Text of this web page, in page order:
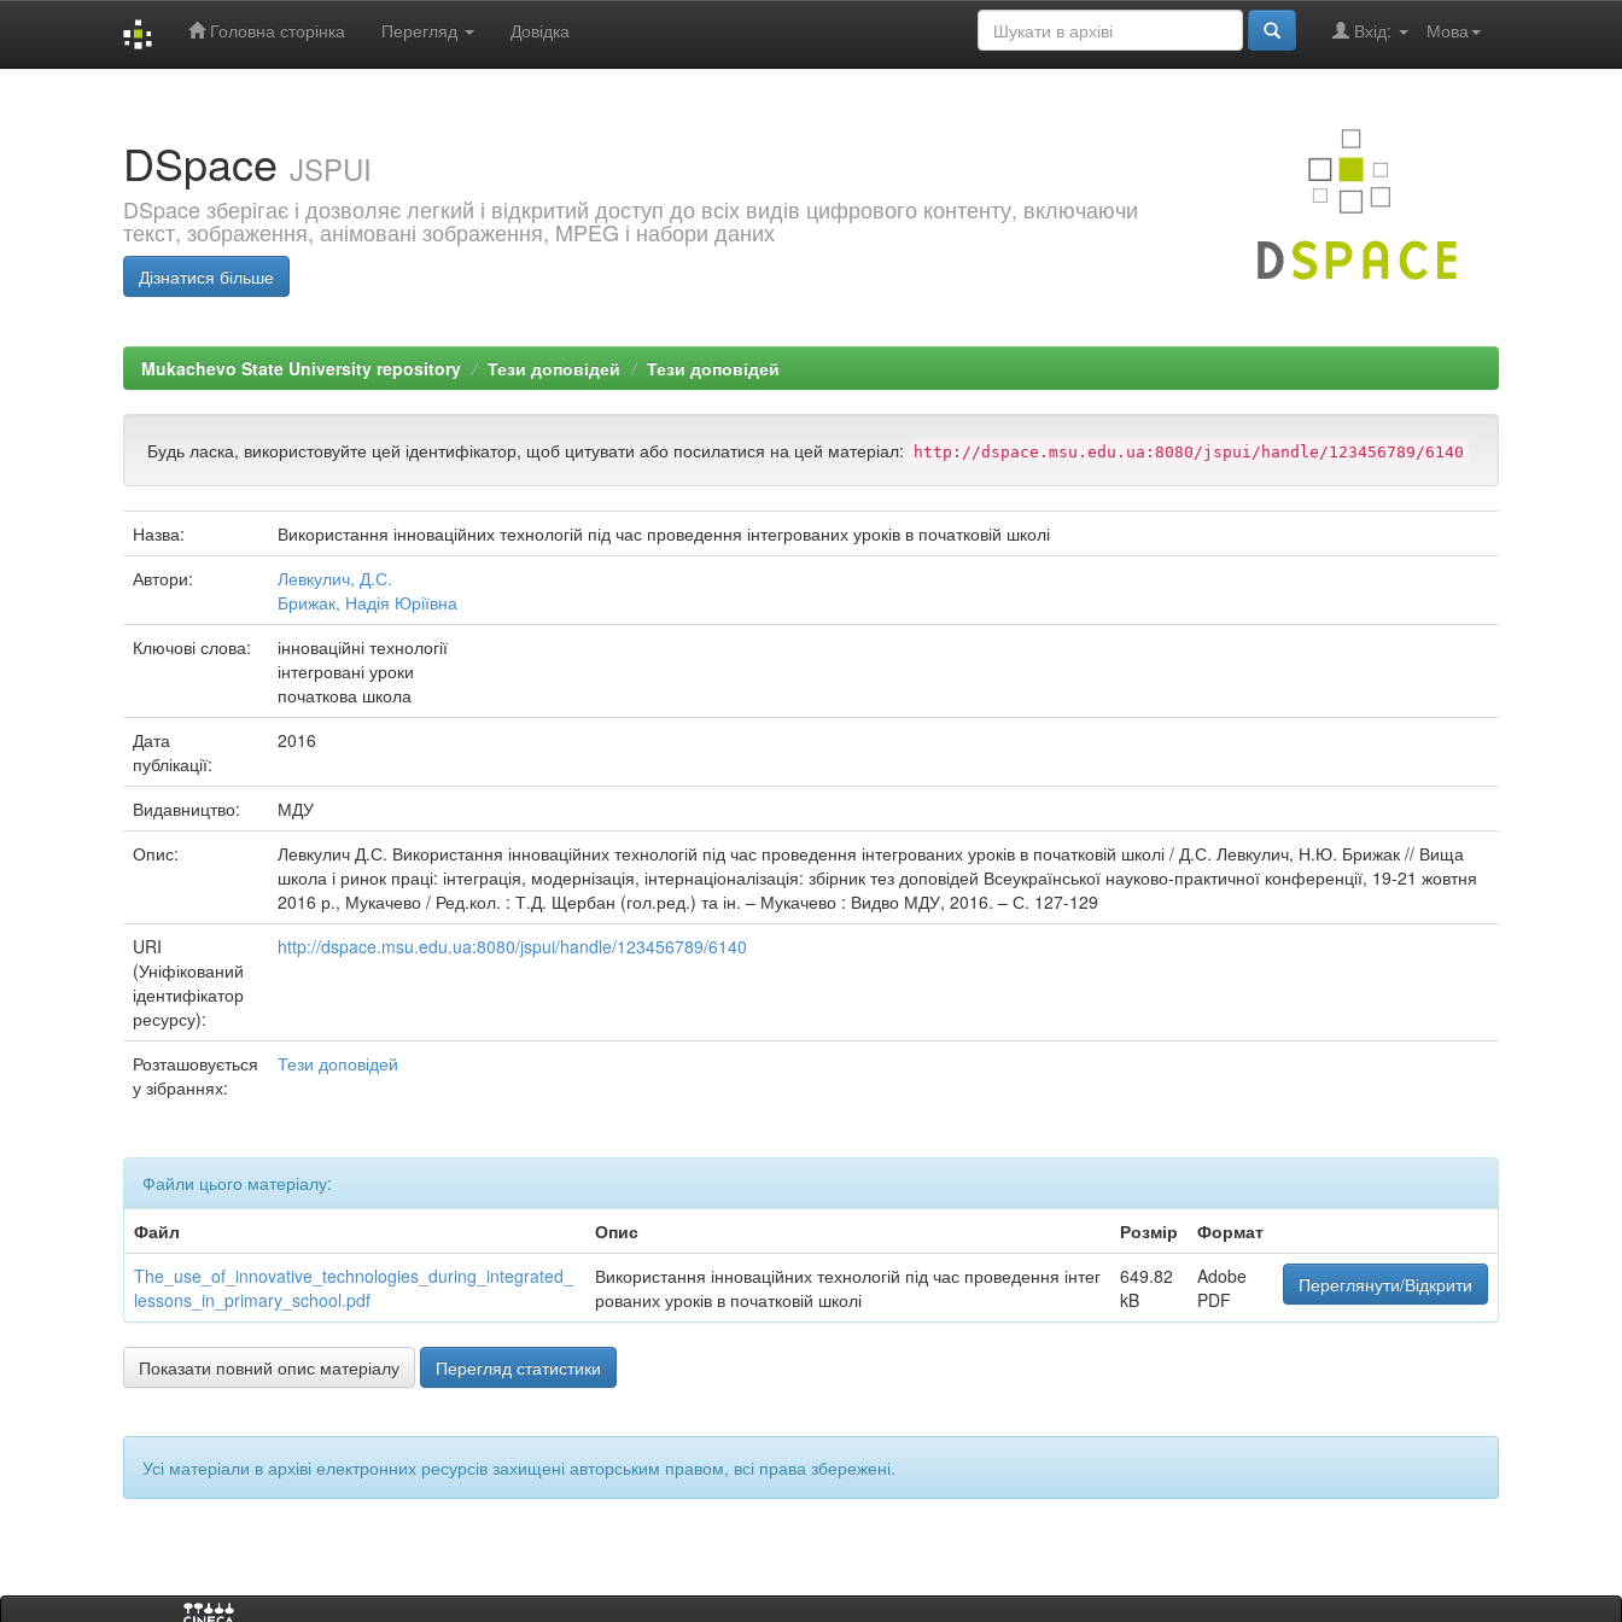
Головна сторінка Перегляд Довідка Мова
Вхід:
DSpace JSPUI
DSpace зберігає і дозволяє легкий і відкритий доступ до всіх видів цифрового контенту, включаючи
текст, зображення, анімовані зображення, MPEG і набори даних
Дізнатися більше
Mukachevo State University repository Тези доповідей Тези доповідей
Будь ласка, використовуйте цей ідентифікатор, щоб цитувати або посилатися на цей матеріал: http://dspace.msu.edu.ua:8080/jspui/handle/123456789/6140
Назва:
Використання інноваційних технологій під час проведення інтегрованих уроків в початковій школі
Автори:
Левкулич, Д.С.
Брижак, Надія Юріївна
Ключові слова:
інноваційні технології
інтегровані уроки
початкова школа
Дата
публікації:
2016
Видавництво:
МДУ
Опис:
Левкулич Д.С. Використання інноваційних технологій під час проведення інтегрованих уроків в початковій школі / Д.С. Левкулич, Н.Ю. Брижак // Вища
школа і ринок праці: інтеграція, модернізація, інтернаціоналізація: збірник тез доповідей Всеукраїнської науково-практичної конференції, 19-21 жовтня
2016 р., Мукачево / Ред.кол. : Т.Д. Щербан (гол.ред.) та ін. – Мукачево : Видво МДУ, 2016. – С. 127-129
URI
(Уніфікований
ідентифікатор
ресурсу):
http://dspace.msu.edu.ua:8080/jspui/handle/123456789/6140
Розташовується
у зібраннях:
Тези доповідей
Файли цього матеріалу:
Файл
Опис Розмір
Формат
The_use_of_innovative_technologies_during_integrated_
lessons_in_primary_school.pdf
Використання інноваційних технологій під час проведення інтег
рованих уроків в початковій школі
649.82
kB
Adobe
PDF
Переглянути/Відкрити
Показати повний опис матеріалу Перегляд статистики
Усі матеріали в архіві електронних ресурсів захищені авторським правом, всі права збережені.